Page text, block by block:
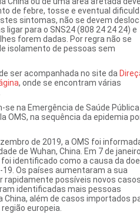
de febre, tosse e eventual
sintomas, não se devem
ligar para o SNS24 (808 24 24 24) e
forem dadas. Por regra não se
isolamento de pessoas sem
ser acompanhada no site da
, onde se encontram várias
na Emergência de Saúde Pública
OMS, na sequência da epidemia
de 2019, a OMS foi
de Wuhan, China. Em 7 de
identificado como a causa da
19. Os países aumentaram a sua
rapidamente possíveis novos
identificadas mais pessoas
China, além de casos importados
europeia.